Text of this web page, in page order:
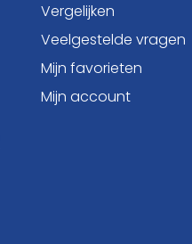
Vergelijken
Veelgestelde vragen
Mijn favorieten
Mijn account